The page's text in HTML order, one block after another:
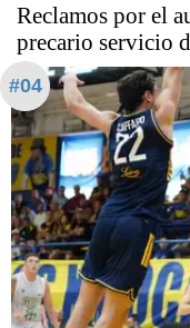
Reclamos por el
precario servicio
#04